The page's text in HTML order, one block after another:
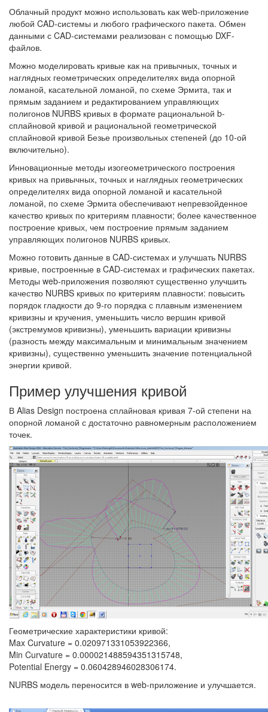
Облачный продукт можно использовать как web-приложение
любой CAD-системы и любого графического пакета. Обмен
данными с CAD-системами реализован с помощью DXF-
файлов.
Можно моделировать кривые как на привычных, точных и
наглядных геометрических определителях вида опорной
ломаной, касательной ломаной, по схеме Эрмита, так и
прямым заданием и редактированием управляющих
полигонов NURBS кривых в формате рациональной b-
сплайновой кривой и рациональной геометрической
сплайновой кривой Безье произвольных степеней (до 10-ой
включительно).
Инновационные методы изогеометрического построения
кривых на привычных, точных и наглядных геометрических
определителях вида опорной ломаной и касательной
ломаной, по схеме Эрмита обеспечивают непревзойденное
качество кривых по критериям плавности; более качественное
построение кривых, чем построение прямым заданием
управляющих полигонов NURBS кривых.
Можно готовить данные в CAD-системах и улучшать NURBS
кривые, построенные в CAD-системах и графических пакетах.
Методы web-приложения позволяют существенно улучшить
качество NURBS кривых по критериям плавности: повысить
порядок гладкости до 9-го порядка с плавным изменением
кривизны и кручения, уменьшить число вершин кривой
(экстремумов кривизны), уменьшить вариации кривизны
(разность между максимальным и минимальным значением
кривизны), существенно уменьшить значение потенциальной
энергии кривой.
Пример улучшения кривой
В Alias Design построена сплайновая кривая 7-ой степени на
опорной ломаной с достаточно равномерным расположением
точек.
Геометрические характеристики кривой:
Max Curvature = 0.020971331053922366,
Min Curvature = 0.000021488594351315748,
Potential Energy = 0.060428946028306174.
NURBS модель переносится в web-приложение и улучшается.